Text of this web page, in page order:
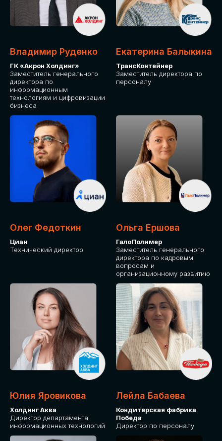
Владимир Руденко
ГК «Акрон Холдинг»
Заместитель генерального
директора по
информационным
технологиям и цифровизации
бизнеса
Екатерина Балыкина
ТрансКонтейнер
Заместитель директора по
персоналу
Олег Федоткин
Циан
Технический директор
Ольга Ершова
ГалоПолимер
Заместитель генерального
директора по кадровым
вопросам и
организационному развитию
Юлия Яровикова
Холдинг Аква
Директор департамента
информационных технологий
Лейла Бабаева
Кондитерская фабрика
Победа
Директор по персоналу